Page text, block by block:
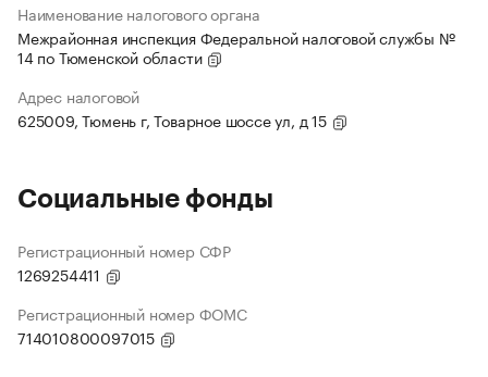
Наименование налогового органа
Межрайонная инспекция Федеральной налоговой службы №
14 по Тюменской области
Адрес налоговой
625009, Тюмень г, Товарное шоссе ул, д 15
Социальные фонды
Регистрационный номер СФР
1269254411
Регистрационный номер ФОМС
714010800097015